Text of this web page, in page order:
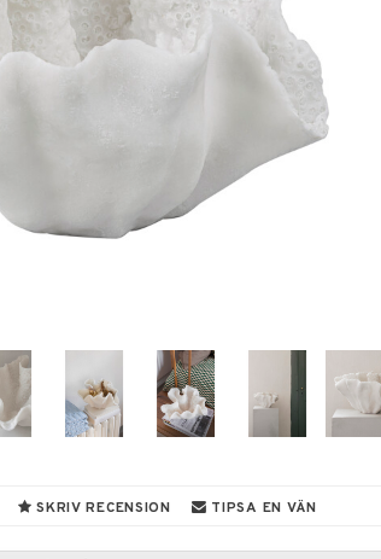
SKRIV RECENSION TIPSA EN VÄN